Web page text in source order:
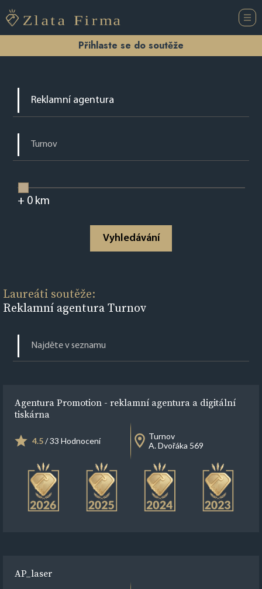
Přihlaste se do soutěže
+ 0km
Vyhledávání
Laureáti soutěže:
Reklamní agentura Turnov
Agentura Promotion - reklamní agentura a digitální
tiskárna
4.5/ 33 Hodnocení
Turnov
A. Dvořáka 569
AP_laser